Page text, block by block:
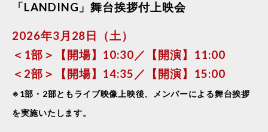
「LANDING」舞台挨拶付上映会
2026年3月28日（土）
＜1部＞【開場】10:30／【開演】11:00
＜2部＞【開場】14:35／【開演】15:00
※1部・2部ともライブ映像上映後、メンバーによる舞台挨拶
を実施いたします。